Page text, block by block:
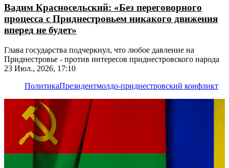
Вадим Красносельский: «Без переговорного
процесса с Приднестровьем никакого движения
вперед не будет»
Глава государства подчеркнул, что любое давление на
Приднестровье - против интересов приднестровского народа
23 Июл., 2026, 17:10
ПолитикаПрезидентмолдо-приднестровский конфликт